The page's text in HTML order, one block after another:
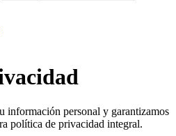
información personal y garantizamos
política de privacidad integral.